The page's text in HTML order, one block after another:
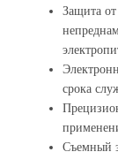
Защита
срока
Съемный